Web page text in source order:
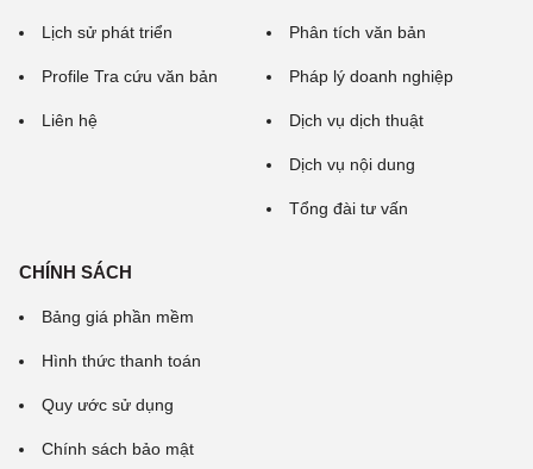
Lịch sử phát triển
Profile Tra cứu văn bản
Liên hệ
Phân tích văn bản
Pháp lý doanh nghiệp
Dịch vụ dịch thuật
Dịch vụ nội dung
Tổng đài tư vấn
CHÍNH SÁCH
Bảng giá phần mềm
Hình thức thanh toán
Quy ước sử dụng
Chính sách bảo mật